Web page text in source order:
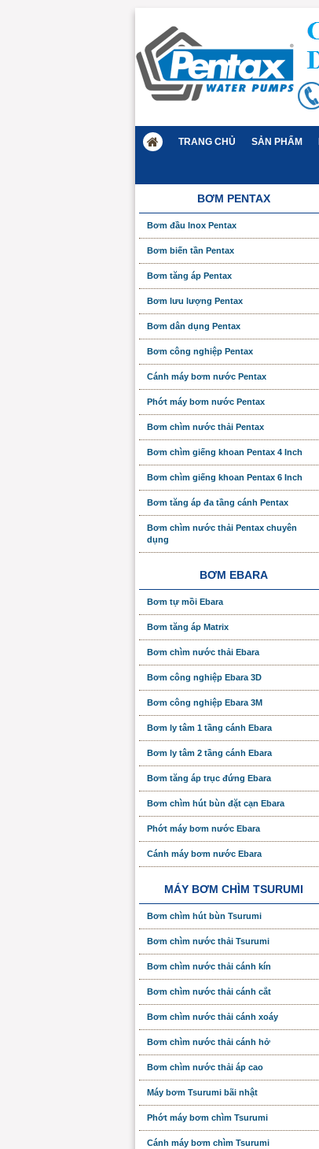
TRANG CHỦ SẢN PHẨM
BƠM PENTAX
Bơm đầu Inox Pentax
Bơm biến tần Pentax
Bơm tăng áp Pentax
Bơm lưu lượng Pentax
Bơm dân dụng Pentax
Bơm công nghiệp Pentax
Cánh máy bơm nước Pentax
Phớt máy bơm nước Pentax
Bơm chìm nước thải Pentax
Bơm chìm giếng khoan Pentax 4 Inch
Bơm chìm giếng khoan Pentax 6 Inch
Bơm tăng áp đa tầng cánh Pentax
Bơm chìm nước thải Pentax chuyên
dụng
BƠM EBARA
Bơm tự mồi Ebara
Bơm tăng áp Matrix
Bơm chìm nước thải Ebara
Bơm công nghiệp Ebara 3D
Bơm công nghiệp Ebara 3M
Bơm ly tâm 1 tầng cánh Ebara
Bơm ly tâm 2 tầng cánh Ebara
Bơm tăng áp trục đứng Ebara
Bơm chìm hút bùn đặt cạn Ebara
Phớt máy bơm nước Ebara
Cánh máy bơm nước Ebara
MÁY BƠM CHÌM TSURUMI
Bơm chìm hút bùn Tsurumi
Bơm chìm nước thải Tsurumi
Bơm chìm nước thải cánh kín
Bơm chìm nước thải cánh cắt
Bơm chìm nước thải cánh xoáy
Bơm chìm nước thải cánh hở
Bơm chìm nước thải áp cao
Máy bơm Tsurumi bãi nhật
Phớt máy bơm chìm Tsurumi
Cánh máy bơm chìm Tsurumi